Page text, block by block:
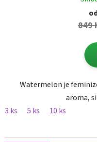
849
Watermelon je
aroma,
3 ks
5 ks 10 ks